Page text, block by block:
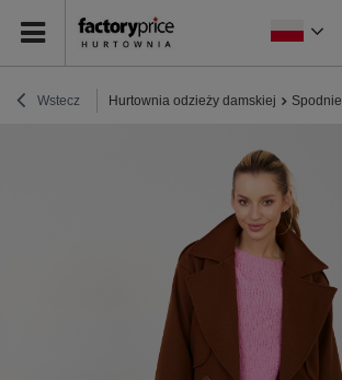
Wstecz Hurtownia odzieży damskiej Spodnie